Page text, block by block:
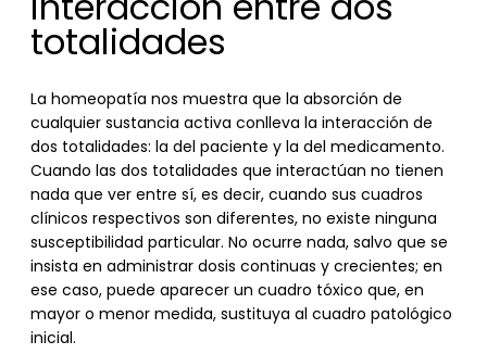
totalidades
La homeopatía nos muestra que la absorción de
cualquier sustancia activa conlleva la interacción de
dos totalidades: la del paciente y la del medicamento.
Cuando las dos totalidades que interactúan no tienen
nada que ver entre sí, es decir, cuando sus cuadros
clínicos respectivos son diferentes, no existe ninguna
susceptibilidad particular. No ocurre nada, salvo que se
insista en administrar dosis continuas y crecientes; en
ese caso, puede aparecer un cuadro tóxico que, en
mayor o menor medida, sustituya al cuadro patológico
inicial.